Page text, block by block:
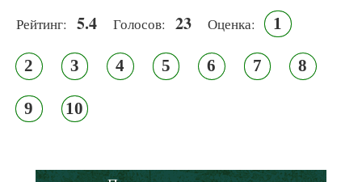
Рейтинг: 5.4 Голосов: 23 Оценка: 1
2 3 4 5 6 7 8
9 10